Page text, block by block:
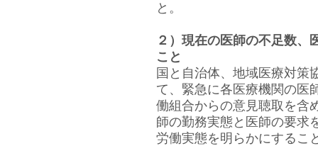
と。
２）現在の医師の不足数、
こと
国と自治体、地域医療対策
て、緊急に各医療機関の医
働組合からの意見聴取を含
師の勤務実態と医師の要求
労働実態を明らかにするこ